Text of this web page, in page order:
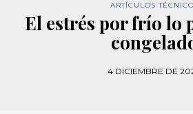
ARTÍCULOS
El estrés por frío lo
4 DICIEMBRE DE